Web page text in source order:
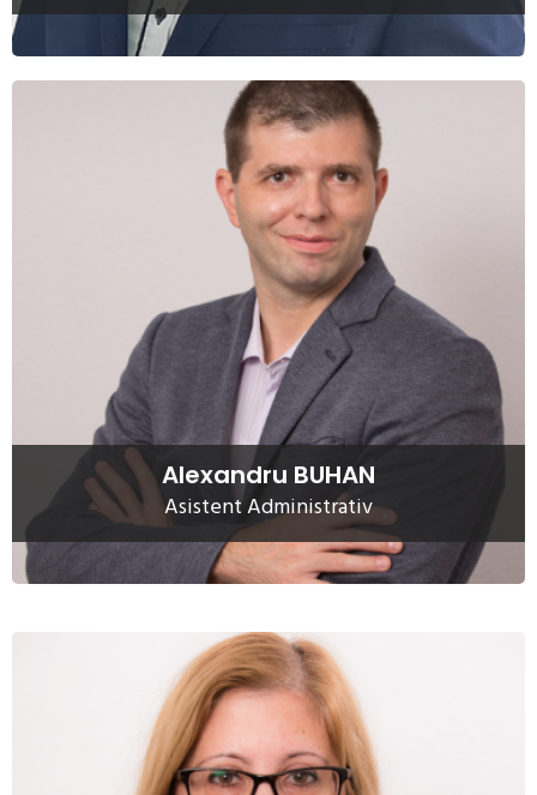
Alexandru BUHAN
Asistent Administrativ
Alexandru BUHAN
Alexandru BUHAN, asistent administrativ, se ocupa de
relatia cu furnizorii companiei, mentinand relatia cu firmele
care presteaza servicii de suport pentru AUDITECO. De
asemenea, el se ocupa de partea de aprovizionare in cadrul
companiei.
Citeste mai mult
Roxana GHEORGHE